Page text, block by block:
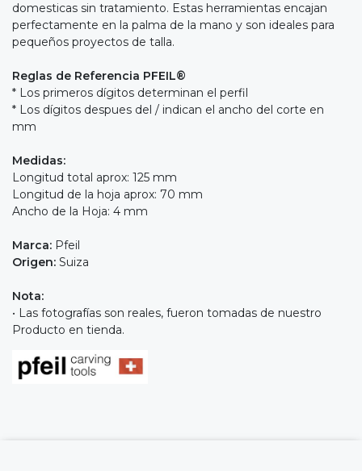
domesticas sin tratamiento. Estas herramientas encajan
perfectamente en la palma de la mano y son ideales para
pequeños proyectos de talla.
Reglas de Referencia PFEIL®
* Los primeros dígitos determinan el perfil
* Los dígitos despues del / indican el ancho del corte en
mm
Medidas:
Longitud total aprox: 125 mm
Longitud de la hoja aprox: 70 mm
Ancho de la Hoja: 4 mm
Marca: Pfeil
Origen: Suiza
Nota:
• Las fotografías son reales, fueron tomadas de nuestro
Producto en tienda.